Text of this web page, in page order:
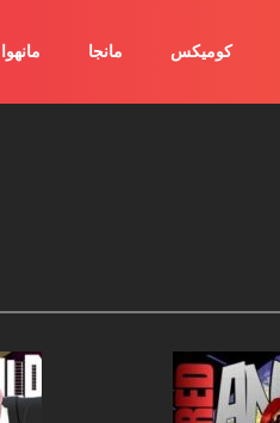
كوميكس مانجا مانهوا